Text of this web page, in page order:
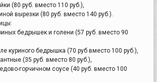
(80 руб. вместо 110 руб.),
вырезки (80 руб. вместо 140 руб.).
бедрышек и голени (57 руб. вместо 90
куриного бедрышка (70 руб вместо 100 руб.),
(35 руб. вместо 80 руб.),
горчичном соусе (40 руб. вместо 100